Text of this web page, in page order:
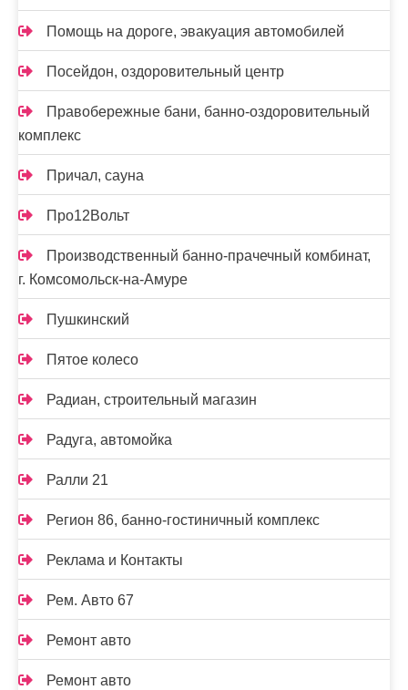
Помощь на дороге, эвакуация автомобилей
Посейдон, оздоровительный центр
Правобережные бани, банно-оздоровительный
комплекс
Причал, сауна
Про12Вольт
Производственный банно-прачечный комбинат,
г. Комсомольск-на-Амуре
Пушкинский
Пятое колесо
Радиан, строительный магазин
Радуга, автомойка
Ралли 21
Регион 86, банно-гостиничный комплекс
Реклама и Контакты
Рем. Авто 67
Ремонт авто
Ремонт авто